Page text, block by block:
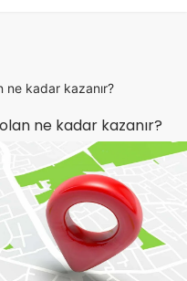
ne kadar kazanır?